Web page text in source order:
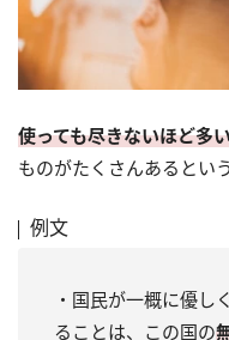
使っても尽きないほど多
ものがたくさんあるとい
例文
・国民が一概に優し
ることは、この国の